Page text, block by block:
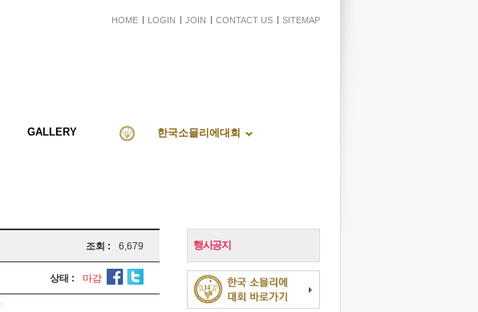
HOME LOGIN JOIN CONTACT US SITEMAP
GALLERY 한국소믈리에대회
조회 : 6,679
상태 : 마감
행사공지